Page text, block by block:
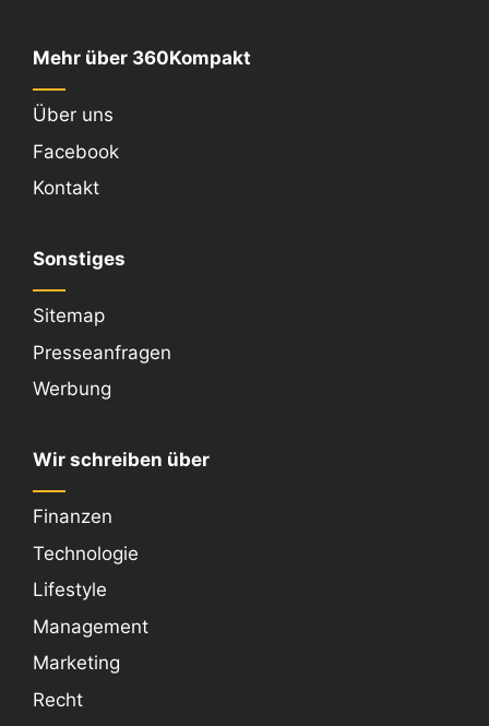
Mehr über 360Kompakt
Über uns
Facebook
Kontakt
Sonstiges
Sitemap
Presseanfragen
Werbung
Wir schreiben über
Finanzen
Technologie
Lifestyle
Management
Marketing
Recht